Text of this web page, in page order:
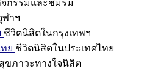
จกรรมและชมรม
ฬาฯ
ชีวิตนิสิตในกรุงเทพฯ
ย ชีวิตนิสิตในประเทศไทย
สุขภาวะทางใจนิสิต